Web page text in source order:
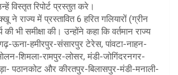
विस्तृत रिपोर्ट प्रस्तुत करे।
ने राज्य में प्रस्तावित 6 हरित गलियारों (ग्रीन
की भी समीक्षा की। उन्होंने कहा कि वर्तमान राज्य
ऊना-हमीरपुर-संसारपुर टेरेस, पांवटा-नाहन-
शिमला-रामपुर-लोसर, मंडी-जोगिंदरनगर-
पठानकोट और कीरतपुर-बिलासपुर-मंडी-मनाली-